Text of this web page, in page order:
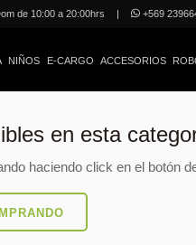
de 10:00 a 20:00hrs | +569
NIÑOS E-CARGO ACCESORIOS
en esta
haciendo click en el botón